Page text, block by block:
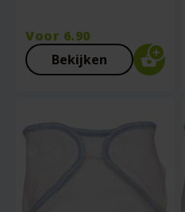
Voor 6.90
Bekijken